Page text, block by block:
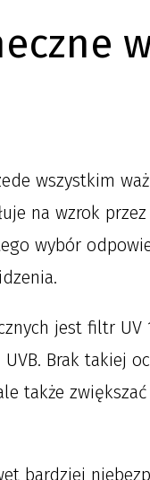
wszystkim
na wzrok przez
wybór
jest filtr UV
Brak takiej
także
bardziej